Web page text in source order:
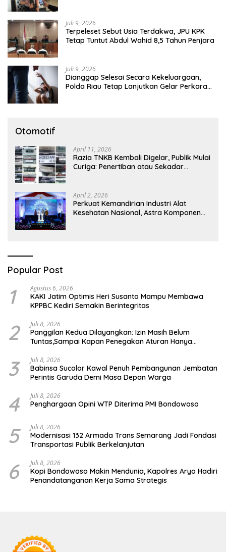
Juli 9, 2026
Terpeleset Sebut Usia Terdakwa, JPU KPK
Tetap Tuntut Abdul Wahid 8,5 Tahun Penjara
Juli 9, 2026
Dianggap Selesai Secara Kekeluargaan,
Polda Riau Tetap Lanjutkan Gelar Perkara
Otomotif
April 11, 2026
Razia TNKB Kembali Digelar, Publik Mulai
Curiga: Penertiban atau Sekadar
April 2, 2026
Perkuat Kemandirian Industri Alat
Kesehatan Nasional, Astra Komponen
Popular Post
1 Agustus 6, 2026
KAKI Jatim Optimis Heri Susanto Mampu Membawa
KPPBC Kediri Semakin Berintegritas
2 Juli 8, 2026
Panggilan Kedua Dilayangkan: Izin Masih Belum
Tuntas,Sampai Kapan Penegakan Aturan Hanya
3 Juli 8, 2026
Babinsa Sucolor Kawal Penuh Pembangunan Jembatan
Perintis Garuda Demi Masa Depan Warga
4 Juli 8, 2026
Penghargaan Opini WTP Diterima PMI Bondowoso
5 Juli 8, 2026
Modernisasi 132 Armada Trans Semarang Jadi Fondasi
Transportasi Publik Berkelanjutan
6 Juli 8, 2026
Kopi Bondowoso Makin Mendunia, Kapolres Aryo Hadiri
Penandatanganan Kerja Sama Strategis